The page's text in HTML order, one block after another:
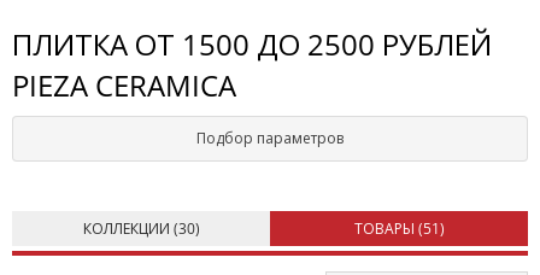
ПЛИТКА ОТ 1500 ДО 2500 РУБЛЕЙ
PIEZA CERAMICA
Подбор параметров
КОЛЛЕКЦИИ (30) ТОВАРЫ (51)